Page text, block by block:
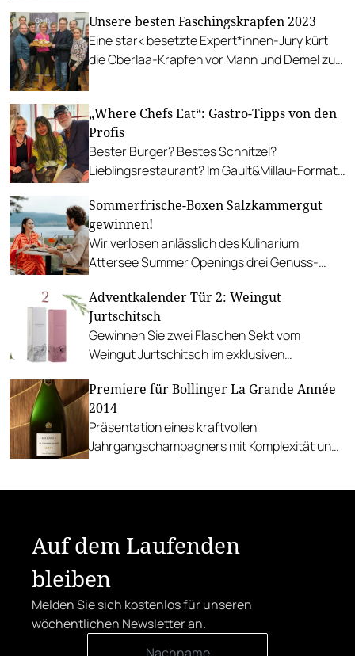
Gang-Menü.
Unsere besten Faschingskrapfen 2023
Eine stark besetzte Expert*innen-Jury kürt
die Oberlaa-Krapfen vor Mann und Demel zum
„Where Chefs Eat“: Gastro-Tipps von den
Profis
Bester Burger? Bestes Schnitzel?
Lieblingsrestaurant? Im Gault&Millau-Format
Kulinarik ihre ganz persönlichen Lokaltipps.
Sommerfrische-Boxen Salzkammergut
gewinnen!
Wir verlosen anlässlich des Kulinarium
Attersee Summer Openings drei Genuss-
die lokalen Wirt*innen und Köstlichkeiten aus
der Region.
Adventkalender Tür 2: Weingut
Jurtschitsch
Gewinnen Sie zwei Flaschen Sekt vom
Weingut Jurtschitsch im exklusiven
Premiere für Bollinger La Grande Année
2014
Präsentation eines kraftvollen
Jahrgangschampagners mit Komplexität und
Auf dem Laufenden
bleiben
Melden Sie sich kostenlos für unseren
wöchentlichen Newsletter an.